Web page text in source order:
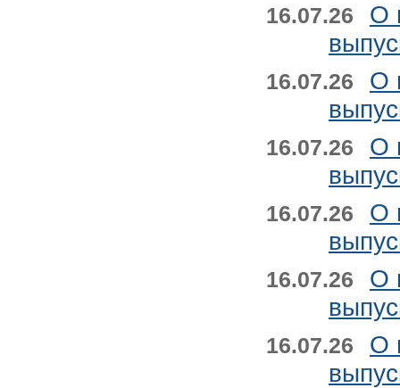
16.07.26
О
16.07.26
О
16.07.26
О
16.07.26
О
16.07.26
О
16.07.26
О